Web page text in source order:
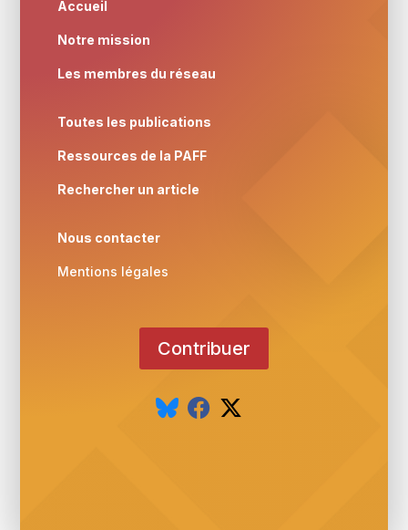
Accueil
Notre mission
Les membres du réseau
Toutes les publications
Ressources de la PAFF
Rechercher un article
Nous contacter
Mentions légales
Contribuer